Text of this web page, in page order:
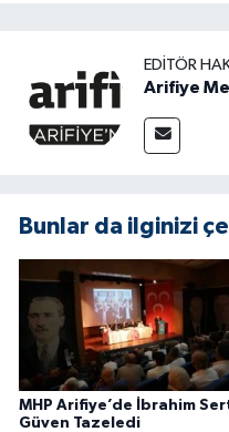
EDITÖR
Arifiye
Bunlar da ilginizi
MHP Arifiye’de İbrahim
Güven Tazeledi